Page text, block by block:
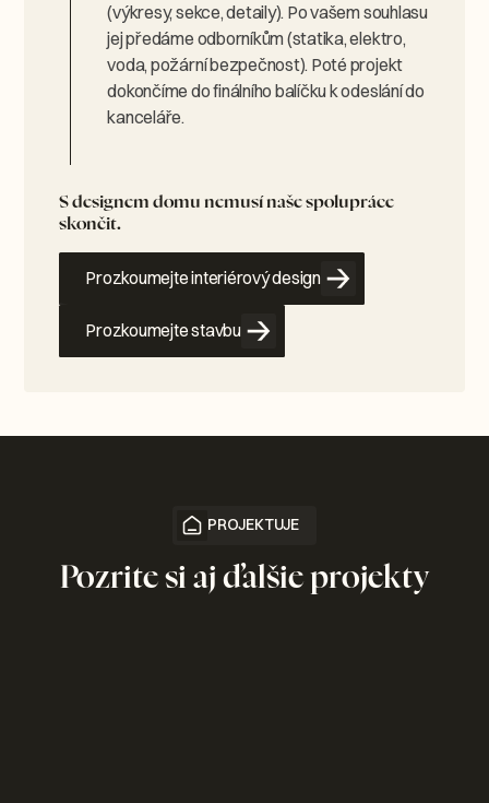
(výkresy, sekce, detaily). Po vašem souhlasu
jej předáme odborníkům (statika, elektro,
voda, požární bezpečnost). Poté projekt
dokončíme do finálního balíčku k odeslání do
kanceláře.
S designem domu nemusí naše spolupráce
skončit.
Prozkoumejte interiérový design
Prozkoumejte stavbu
PROJEKTUJE
Pozrite si aj ďalšie projekty